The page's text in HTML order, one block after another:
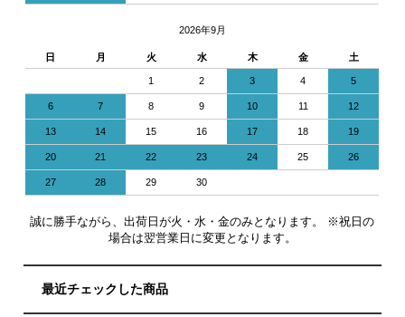
2026年9月
日 月 火 水 木 金 土
1 2 3 4 5
6 7 8 9 10 11 12
13 14 15 16 17 18 19
20 21 22 23 24 25 26
27 28 29 30
誠に勝手ながら、出荷日が火・水・金のみとなります。 ※祝日の
場合は翌営業日に変更となります。
最近チェックした商品